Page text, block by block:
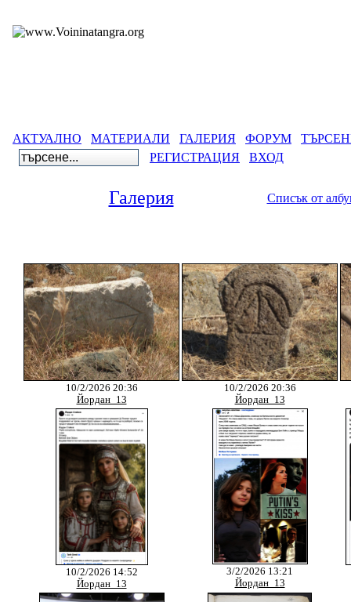
АКТУАЛНО МАТЕРИАЛИ ГАЛЕРИЯ ФОРУМ
РЕГИСТРАЦИЯ
ВХОД
Галерия Списък от
10/2/2026 20:36
Йордан_13
10/2/2026 20:36
Йордан_13
10/2/2026 14:52
Йордан_13
3/2/2026 13:21
Йордан_13